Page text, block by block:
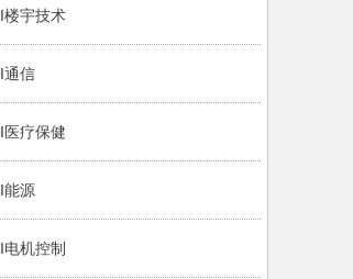
楼宇技术
通信
医疗保健
能源
电机控制